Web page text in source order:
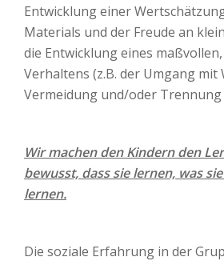
Entwicklung einer
Materials und der Freude an
die Entwicklung eines
Verhaltens (z.B. der Umgang mit
Vermeidung und/oder Trennung
Wir machen den Kindern den
bewusst, dass sie lernen, was
lernen.
Die soziale Erfahrung in der